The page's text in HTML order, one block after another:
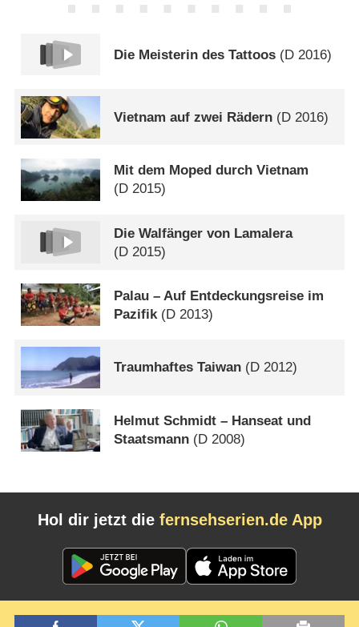
Die Meisterin des Tattoos (D 2016)
Vietnam auf zwei Rädern (D 2016)
Mit dem Moped durch Vietnam
(D 2015)
Die Walfänger von Lamalera
(D 2015)
Palau – Auf Entdeckungsreise im
Pazifik (D 2013)
Traumhaftes Taiwan (D 2012)
Helmut Schmidt – Hanseat und
Staatsmann (D 2008)
Hol dir jetzt die fernsehserien.de App